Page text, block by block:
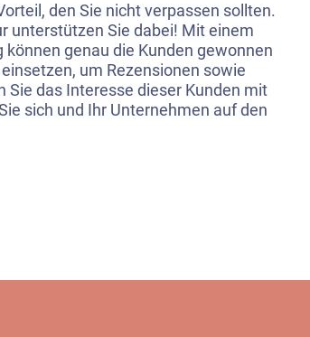
den Sie nicht verpassen sollten.
unterstützen Sie dabei! Mit einem
genau die Kunden gewonnen
um Rezensionen sowie
Sie das Interesse dieser Kunden mit
sich und Ihr Unternehmen auf den